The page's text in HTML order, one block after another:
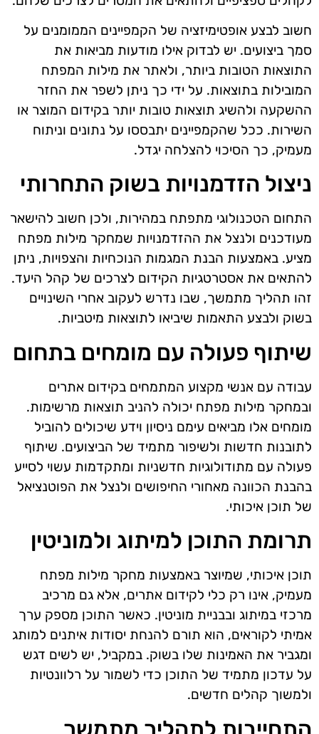
חשוב לבצע אופטימיזציה של הקמפיינים הממומנים על
סמך ביצועים. יש לבדוק אילו מודעות מביאות את
התוצאות הטובות ביותר, ולאתר את מילות המפתח
המובילות בתוצאות. על ידי כך ניתן לשפר את החזר
ההשקעה ולהשיג תוצאות טובות יותר בקידום המוצר או
השירות. ככל שהקמפיינים יתבססו על נתונים וניתוח
מעמיק, כך הסיכוי להצלחה יגדל.
ניצול הזדמנויות בשוק התחרותי
התחום הטכנולוגי מתפתח במהירות, ולכן חשוב להישאר
מעודכנים ולנצל את ההזדמנויות שמחקר מילות מפתח
מציע. באמצעות הבנת המגמות הנוכחיות והצפויות, ניתן
להתאים את אסטרטגיות הקידום לצרכים של קהל היעד.
זהו תהליך מתמשך, שבו נדרש לעקוב אחרי השינויים
בשוק ולבצע התאמות שיביאו לתוצאות מיטביות.
שיתוף פעולה עם מומחים בתחום
עבודה עם אנשי מקצוע המתמחים בקידום אתרים
ובמחקר מילות מפתח יכולה להניב תוצאות מרשימות.
מומחים אלו מביאים עימם ניסיון וידע שיכולים להוביל
לתובנות חדשות ולשיפור מתמיד של הביצועים. שיתוף
פעולה עם מתודולוגיות חדשניות ומתקדמות עשוי לסייע
בהבנת הכוונה מאחורי החיפושים ולנצל את הפוטנציאל
של תוכן איכותי.
תרומת התוכן למיתוג ולמוניטין
תוכן איכותי, שמיוצר באמצעות מחקר מילות מפתח
מעמיק, אינו רק כלי לקידום אתרים, אלא גם מרכיב
מרכזי במיתוג ובבניית מוניטין. כאשר התוכן מספק ערך
אמיתי לקוראים, הוא תורם להנחת יסודות איתנים למותג
ומגביר את האמינות שלו בשוק. במקביל, יש לשים דגש
על עדכון מתמיד של התוכן כדי לשמור על רלוונטיות
ולמשוך קהלים חדשים.